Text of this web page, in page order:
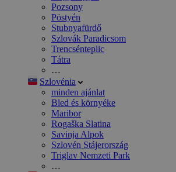
Pozsony
Pöstyén
Stubnyafürdő
Szlovák Paradicsom
Trencsénteplic
Tátra
…
Szlovénia
minden ajánlat
Bled és környéke
Maribor
Rogaška Slatina
Savinja Alpok
Szlovén Stájerország
Triglav Nemzeti Park
…